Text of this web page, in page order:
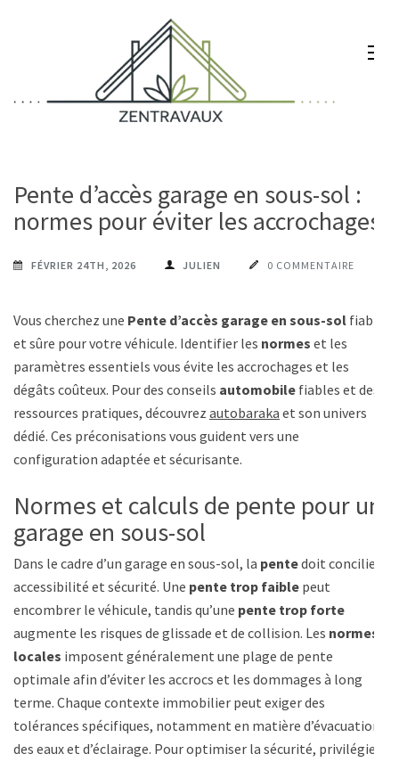
Pente d’accès garage en sous-sol :
normes pour éviter les accrochages
FÉVRIER 24TH, 2026 JULIEN 0 COMMENTAIRE
Vous cherchez une Pente d’accès garage en sous-sol fiable
et sûre pour votre véhicule. Identifier les normes et les
paramètres essentiels vous évite les accrochages et les
dégâts coûteux. Pour des conseils automobile fiables et des
ressources pratiques, découvrez autobaraka et son univers
dédié. Ces préconisations vous guident vers une
configuration adaptée et sécurisante.
Normes et calculs de pente pour un
garage en sous-sol
Dans le cadre d’un garage en sous-sol, la pentedoit concilier
accessibilité et sécurité. Une pente trop faible peut
encombrer le véhicule, tandis qu’une pente trop forte
augmente les risques de glissade et de collision. Les normes
locales imposent généralement une plage de pente
optimale afin d’éviter les accrocs et les dommages à long
terme. Chaque contexte immobilier peut exiger des
tolérances spécifiques, notamment en matière d’évacuation
des eaux et d’éclairage. Pour optimiser la sécurité, privilégiez